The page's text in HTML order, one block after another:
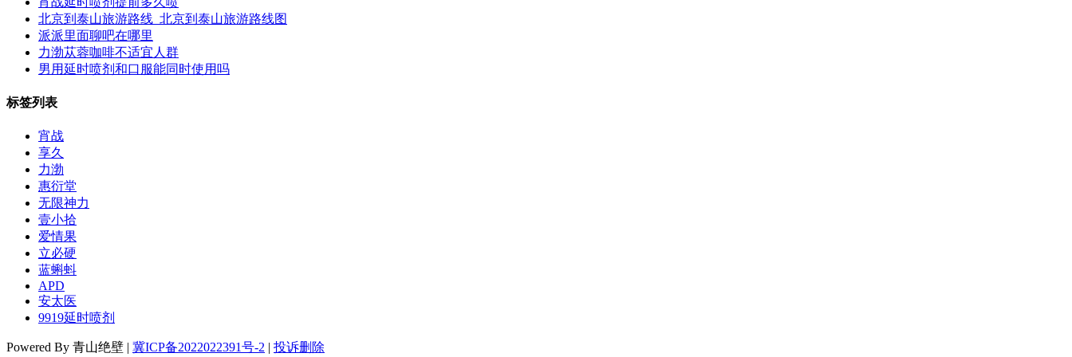
北京到泰山旅游路线_北京到泰山旅游路线图
派派里面聊吧在哪里
力渤苁蓉咖啡不适宜人群
男用延时喷剂和口服能同时使用吗
标签列表
宵战
享久
力渤
惠衍堂
无限神力
壹小拾
爱情果
立必硬
蓝蝌蚪
APD
安太医
9919延时喷剂
Powered By 青山绝壁 | 冀ICP备2022022391号-2 | 投诉删除